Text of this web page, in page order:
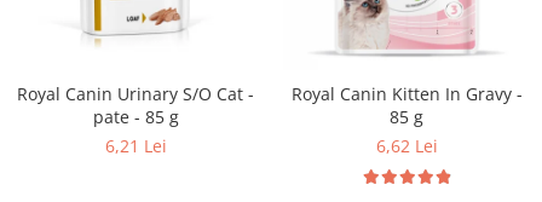
Royal Canin Urinary S/O Cat -
pate - 85 g
6,21 Lei
Royal Canin Kitten In Gravy -
85 g
6,62 Lei